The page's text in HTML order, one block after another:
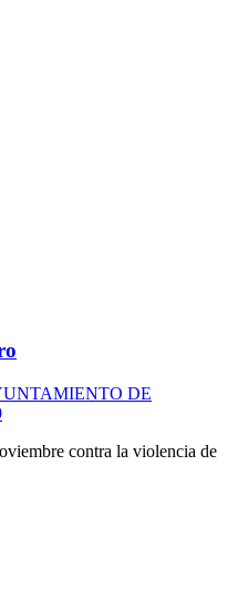
DE
contra la violencia de